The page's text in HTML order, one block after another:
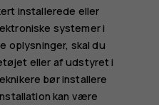
installerede eller
systemer i
oplysninger, skal du
eller af udstyret i
bør installere
kan være